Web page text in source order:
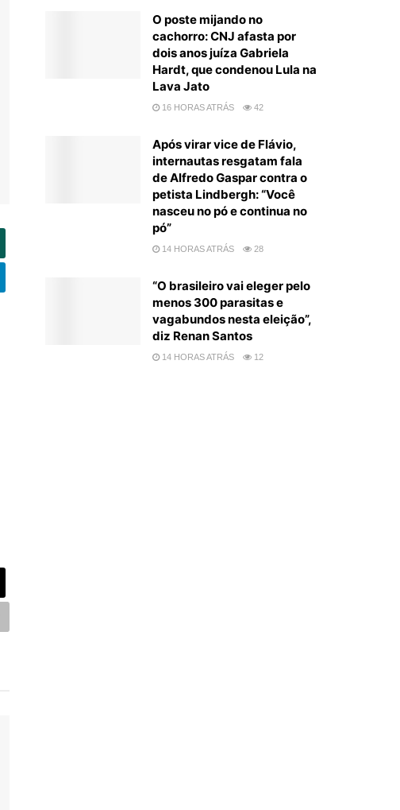
O poste mijando no
cachorro: CNJ afasta por
dois anos juíza Gabriela
Hardt, que condenou Lula na
Lava Jato
16 HORAS ATRÁS 42
Após virar vice de Flávio,
internautas resgatam fala
de Alfredo Gaspar contra o
petista Lindbergh: “Você
nasceu no pó e continua no
pó”
14 HORAS ATRÁS 28
“O brasileiro vai eleger pelo
menos 300 parasitas e
vagabundos nesta eleição”,
diz Renan Santos
14 HORAS ATRÁS 12